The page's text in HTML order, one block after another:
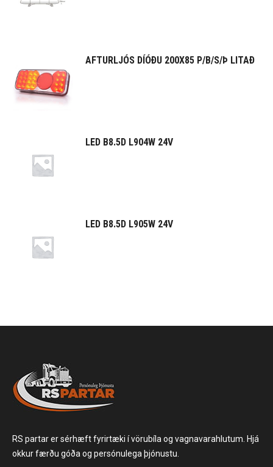
AFTURLJÓS DÍÓÐU 200X85 P/B/S/Þ LITAÐ
LED B8.5D L904W 24V
LED B8.5D L905W 24V
RS partar er sérhæft fyrirtæki í vörubíla og vagnavarahlutum. Hjá
okkur færðu góða og persónulega þjónustu.